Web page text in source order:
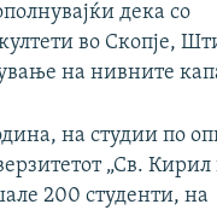
дека со
во Скопје,
на нивните
на студии по
„Св. Кирил
200 студенти, на